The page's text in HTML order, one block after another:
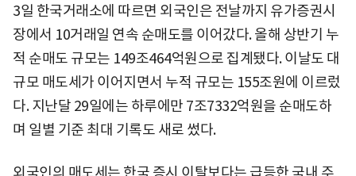
3일 한국거래소에 따르면 외국인은 전날까지 유가증권시
장에서 10거래일 연속 순매도를 이어갔다. 올해 상반기 누
적 순매도 규모는 149조464억원으로 집계됐다. 이날도 대
규모 매도세가 이어지면서 누적 규모는 155조원에 이르렀
다. 지난달 29일에는 하루에만 7조7332억원을 순매도하
며 일별 기준 최대 기록도 새로 썼다.
외국인의 매도세는 한국 증시 이탈보다는 급등한 국내 주